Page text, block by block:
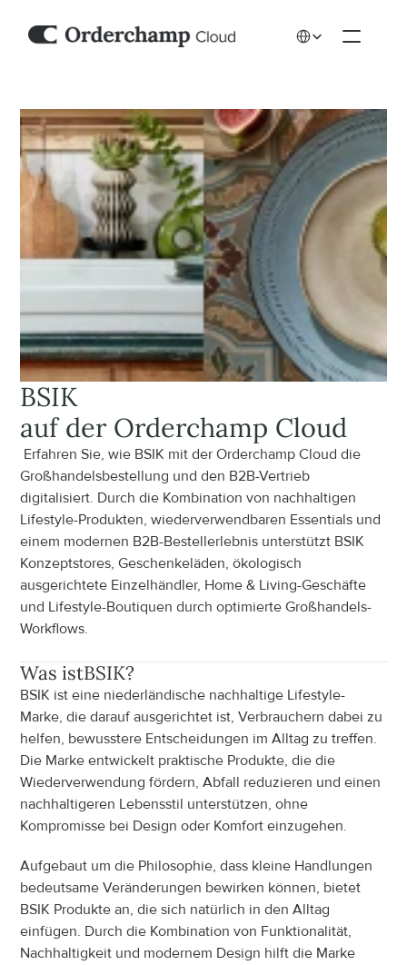
BSIK
auf der Orderchamp Cloud
Großhandelsbestellung und den B2B-Vertrieb
digitalisiert. Durch die Kombination von nachhaltigen
Lifestyle-Produkten, wiederverwendbaren Essentials und
einem modernen B2B-Bestellerlebnis unterstützt BSIK
Konzeptstores, Geschenkeläden, ökologisch
ausgerichtete Einzelhändler, Home & Living-Geschäfte
und Lifestyle-Boutiquen durch optimierte Großhandels-
Workflows.
Was istBSIK?
BSIK ist eine niederländische nachhaltige Lifestyle-
Marke, die darauf ausgerichtet ist, Verbrauchern dabei zu
helfen, bewusstere Entscheidungen im Alltag zu treffen.
Die Marke entwickelt praktische Produkte, die die
Wiederverwendung fördern, Abfall reduzieren und einen
nachhaltigeren Lebensstil unterstützen, ohne
Kompromisse bei Design oder Komfort einzugehen.
Aufgebaut um die Philosophie, dass kleine Handlungen
bedeutsame Veränderungen bewirken können, bietet
BSIK Produkte an, die sich natürlich in den Alltag
einfügen. Durch die Kombination von Funktionalität,
Nachhaltigkeit und modernem Design hilft die Marke